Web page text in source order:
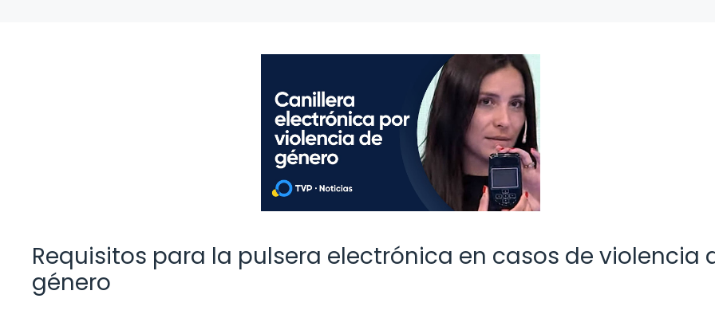
Requisitos para la pulsera electrónica en casos de violencia
género